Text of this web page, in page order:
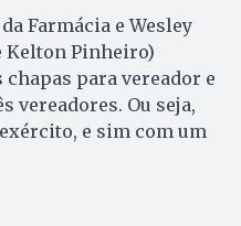
Farmácia e Wesley
Kelton Pinheiro)
para vereador e
vereadores. Ou seja,
e sim com um